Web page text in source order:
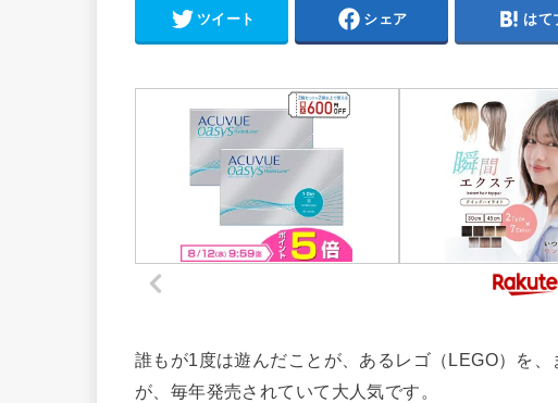
ツイート シェア はて
誰もが1度は遊んだことが、あるレゴ（LEGO）を
が、毎年発売されていて大人気です。